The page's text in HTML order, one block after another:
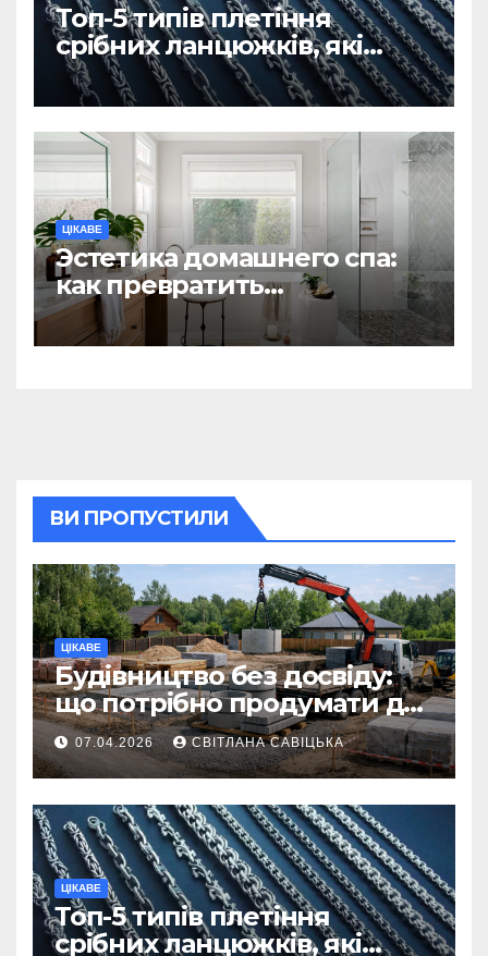
Топ-5 типів плетіння
срібних ланцюжків, які
вважаються
найнадійнішими
ЦІКАВЕ
Эстетика домашнего спа:
как превратить
ежедневную гигиену в
восстанавливающий
ВИ ПРОПУСТИЛИ
ЦІКАВЕ
Будівництво без досвіду:
що потрібно продумати до
першої доставки на
ділянку
07.04.2026 СВІТЛАНА САВІЦЬКА
ЦІКАВЕ
Топ-5 типів плетіння
срібних ланцюжків, які